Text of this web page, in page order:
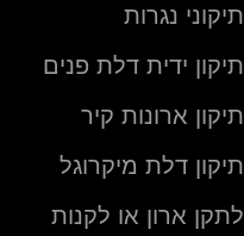
תיקוני נגרות
תיקון ידית דלת פנים
תיקון ארונות קיר
תיקון דלת מיקרוגל
לתקן ארון או לקנות